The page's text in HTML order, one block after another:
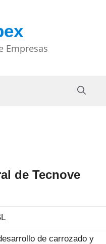
Empresas
de Tecnove
de carrozado y